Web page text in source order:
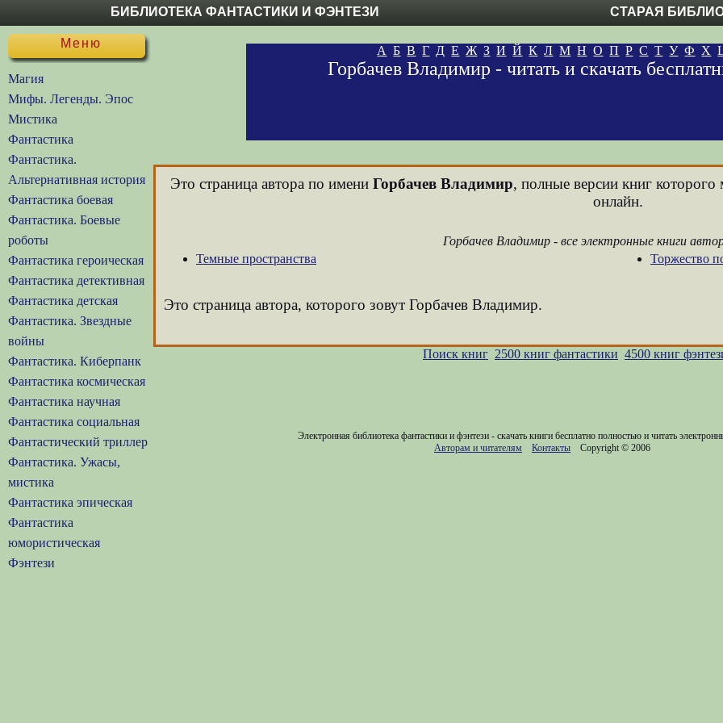
БИБЛИОТЕКА ФАНТАСТИКИ И ФЭНТЕЗИ СТАРАЯ
Меню
Магия
Мифы. Легенды. Эпос
Мистика
Фантастика
Фантастика.
Альтернативная история
Фантастика боевая
Фантастика. Боевые
роботы
Фантастика героическая
Фантастика детективная
Фантастика детская
Фантастика. Звездные
войны
Фантастика. Киберпанк
Фантастика космическая
Фантастика научная
Фантастика социальная
Фантастический триллер
Фантастика. Ужасы,
мистика
Фантастика эпическая
Фантастика
юмористическая
Фэнтези
А Б В Г Д Е Ж З И Й К Л М Н О П Р С Т У Ф Х
Горбачев Владимир - читать и скачать
Это страница автора по имени Горбачев Владимир, полные версии книг которого
онлайн.
Горбачев Владимир - все электронные книги
Темные пространства
Торжество
Это страница автора, которого зовут Горбачев Владимир.
Поиск книг 2500 книг фантастики 4500 книг
Электронная библиотека фантастики и фэнтези - скачать книги бесплатно полностью и читать
Авторам и читателям
Контакты Copyright © 2006